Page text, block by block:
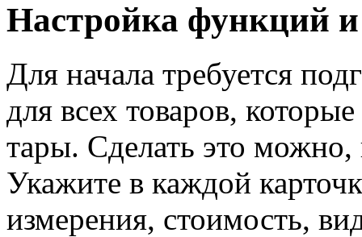
Настройка функций
Для начала требуется
для всех товаров,
тары. Сделать это можно,
Укажите в каждой
измерения, стоимость,